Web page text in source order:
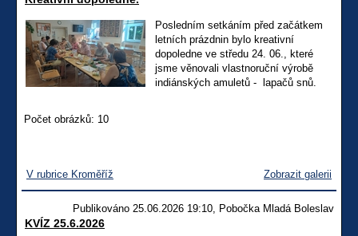
Posledním setkáním před začátkem
letních prázdnin bylo kreativní
dopoledne ve středu 24. 06., které
jsme věnovali vlastnoruční výrobě
indiánských amuletů - lapačů snů.
Počet obrázků: 10
V rubrice Kroměříž Zobrazit galerii
Publikováno 25.06.2026 19:10, Pobočka Mladá Boleslav
KVÍZ 25.6.2026